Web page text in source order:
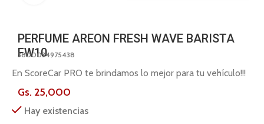
PERFUME AREON FRESH WAVE BARISTA
FW10
3800034975438
En ScoreCar PRO te brindamos lo mejor para tu vehículo!!!
Gs. 25,000
Hay existencias